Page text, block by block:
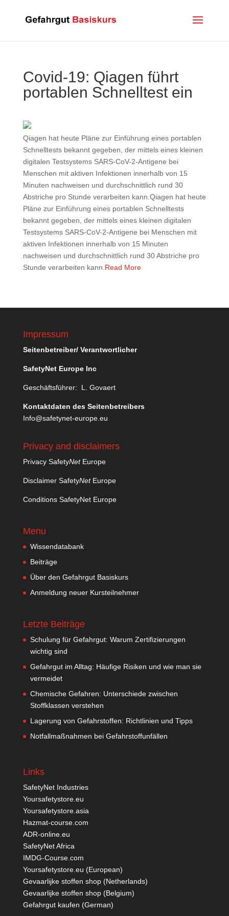
Covid-19: Qiagen führt
portablen Schnelltest ein
Qiagen hat heute Pläne zur Einführung eines portablen
Schnelltests bekannt gegeben, der mittels eines kleinen
digitalen Testsystems SARS-CoV-2-Antigene bei
Menschen mit aktiven Infektionen innerhalb von 15
Minuten nachweisen und durchschnittlich rund 30
Abstriche pro Stunde verarbeiten kann.Qiagen hat heute
Pläne zur Einführung eines portablen Schnelltests
bekannt gegeben, der mittels eines kleinen digitalen
Testsystems SARS-CoV-2-Antigene bei Menschen mit
aktiven Infektionen innerhalb von 15 Minuten
nachweisen und durchschnittlich rund 30 Abstriche pro
Stunde verarbeiten kann. Read More
Impressum
Seitenbetreiber/ Verantwortlicher
SafetyNet Europe Inc
Geschäftsführer: L. Govaert
Kontaktdaten des Seitenbetreibers
Info@safetynet-europe.eu
Privacy and disclaimers
Privacy SafetyNetEurope
Disclaimer SafetyNetEurope
Conditions SafetyNet Europe
Menu
Wissendatabank
Beiträge
Über den Gefahrgut Basiskurs
Anmeldung neuer Kursteilnehmer
Letzte Beiträge
Schulung für Gefahrgut: Warum Zertifizierungen
wichtig sind
Gefahrgut im Alltag: Häufige Risiken und wie man sie
vermeidet
Chemische Gefahren: Unterschiede zwischen
Stoffklassen verstehen
Lagerung von Gefahrstoffen: Richtlinien und Tipps
Notfallmaßnahmen bei Gefahrstoffunfällen
Links
SafetyNet Industries
Yoursafetystore.eu
Yoursafetystore.asia
Hazmat-course.com
ADR-online.eu
SafetyNet Africa
IMDG-Course.com
Yoursafetystore.eu (European)
Gevaarlijke stoffen shop (Netherlands)
Gevaarlijke stoffen shop (Belgium)
Gefahrgut kaufen (German)